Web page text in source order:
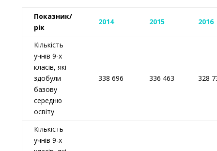
Показник/
рік
2014 2015 2016
Кількість
учнів 9-х
класів, які
здобули
базову
середню
освіту
338 696 336 463 328
Кількість
учнів 9-х